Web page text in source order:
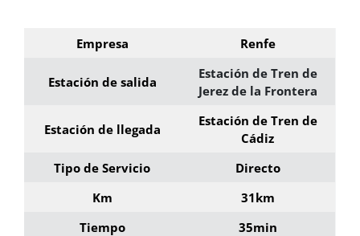
Empresa Renfe
Estación de salida
Estación de Tren de
Jerez de la Frontera
Estación de llegada
Estación de Tren de
Cádiz
Tipo de Servicio
Directo
Km
31km
Tiempo
35min